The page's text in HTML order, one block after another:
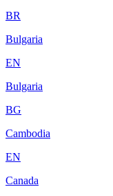
BR
Bulgaria
EN
Bulgaria
BG
Cambodia
EN
Canada